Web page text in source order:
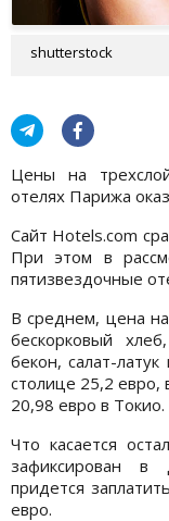
shutterstock
Цены на
отелях Парижа
Сайт Hotels.com
При этом в
пятизвездочные
В среднем, цена
бескорковый
бекон, салат-
столице 25,2 евро,
20,98 евро в Токио.
Что касается
зафиксирован в
придется
евро.